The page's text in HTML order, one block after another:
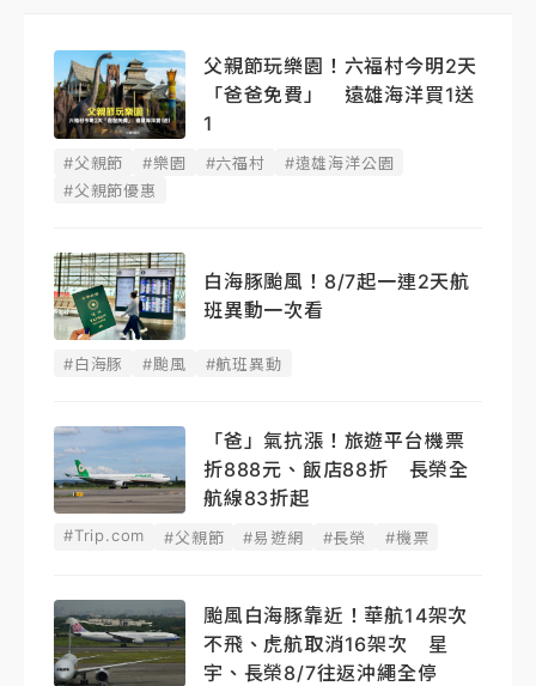
父親節玩樂園！六福村今明2天
「爸爸免費」 遠雄海洋買1送
1
#父親節 #樂園 #六福村
#遠雄海洋公園
#父親節優惠
白海豚颱風！8/7起一連2天航
班異動一次看
#白海豚 #颱風 #航班異動
「爸」氣抗漲！旅遊平台機票
折888元、飯店88折 長榮全
航線83折起
#Trip.com #父親節 #易遊網 #長榮 #機票
颱風白海豚靠近！華航14架次
不飛、虎航取消16架次 星
宇、長榮8/7往返沖繩全停